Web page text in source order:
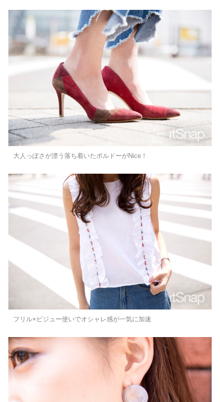
大人っぽさが漂う落ち着いたボルドーがNice！
フリル×ビジュー使いでオシャレ感が一気に加速